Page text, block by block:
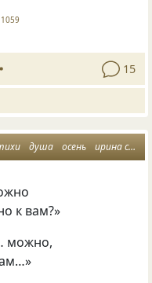
1059
15
душа осень ирина самарина
к вам?»
можно,